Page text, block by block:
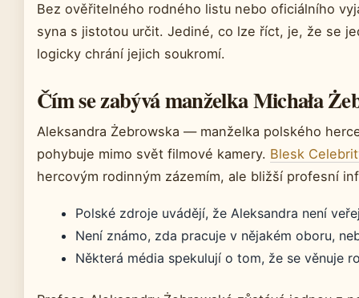
Bez ověřitelného rodného listu nebo oficiálního
syna s jistotou určit. Jediné, co lze říct, je, že se
logicky chrání jejich soukromí.
Čím se zabývá manželka Michała
Aleksandra Żebrowska — manželka polského
pohybuje mimo svět filmové kamery. Blesk
hercovým rodinným zázemím, ale bližší profesní
Polské zdroje uvádějí, že Aleksandra není
Není známo, zda pracuje v nějakém oboru,
Některá média spekulují o tom, že se věnuje